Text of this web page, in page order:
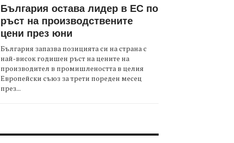
България остава лидер в ЕС по
ръст на производствените
цени през юни
България запазва позицията си на страна с
най-висок годишен ръст на цените на
производител в промишлеността в целия
Европейски съюз за трети пореден месец
през...